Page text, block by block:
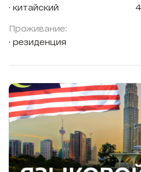
китайский
Проживание:
резиденция